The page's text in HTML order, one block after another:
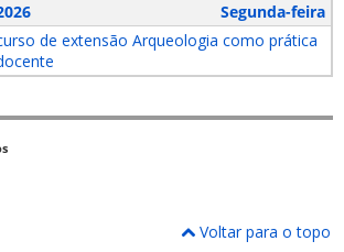
Segunda-feira
de extensão Arqueologia como prática
Voltar para o topo